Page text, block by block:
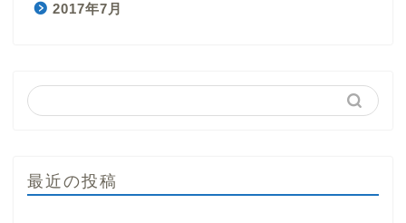
2017年7月
最近の投稿